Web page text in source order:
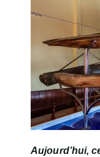
Aujourd’hui,